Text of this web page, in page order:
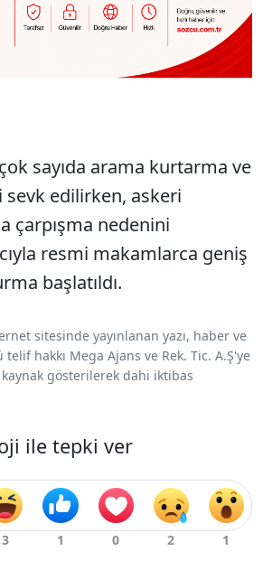
sayıda arama kurtarma ve
edilirken, askeri
çarpışma nedenini
resmi makamlarca geniş
başlatıldı.
sitesinde yayınlanan yazı, haber ve
hakkı Mega Ajans ve Rek. Tic. A.Ş'ye
gösterilerek dahi iktibas
ile tepki ver